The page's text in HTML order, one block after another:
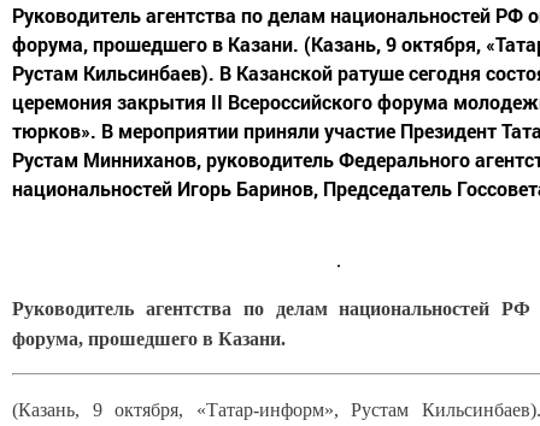
Руководитель агентства по делам национальностей РФ
форума, прошедшего в Казани. (Казань, 9 октября,
Рустам Кильсинбаев). В Казанской ратуше сегодня
церемония закрытия II Всероссийского форума
тюрков». В мероприятии приняли участие Президент
Рустам Минниханов, руководитель Федерального
национальностей Игорь Баринов, Председатель
Руководитель агентства по делам национальностей РФ
форума, прошедшего в Казани.
(Казань, 9 октября, «Татар-информ», Рустам